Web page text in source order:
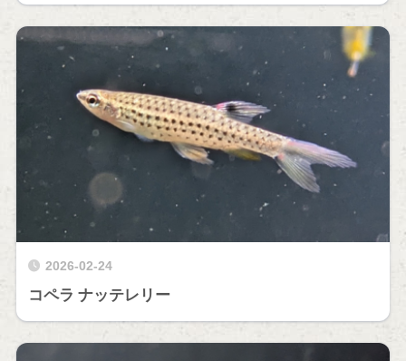
2026-02-24
コペラ ナッテレリー